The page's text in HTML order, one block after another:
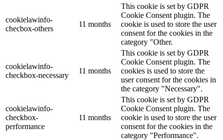
cookielawinfo-
checbox-others
11 months
This cookie is set by GDPR
Cookie Consent plugin. The
cookie is used to store the user
consent for the cookies in the
category "Other.
cookielawinfo-
checkbox-necessary
11 months
This cookie is set by GDPR
Cookie Consent plugin. The
cookies is used to store the
user consent for the cookies in
the category "Necessary".
cookielawinfo-
checkbox-
performance
11 months
This cookie is set by GDPR
Cookie Consent plugin. The
cookie is used to store the user
consent for the cookies in the
category "Performance".